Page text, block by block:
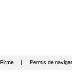
Firme| Permis de